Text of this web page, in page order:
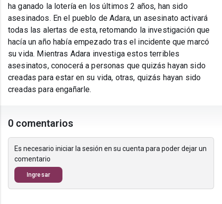
ha ganado la lotería en los últimos 2 años, han sido
asesinados. En el pueblo de Adara, un asesinato activará
todas las alertas de esta, retomando la investigación que
hacía un año había empezado tras el incidente que marcó
su vida. Mientras Adara investiga estos terribles
asesinatos, conocerá a personas que quizás hayan sido
creadas para estar en su vida, otras, quizás hayan sido
creadas para engañarle.
0 comentarios
Es necesario iniciar la sesión en su cuenta para poder dejar un
comentario
Ingresar